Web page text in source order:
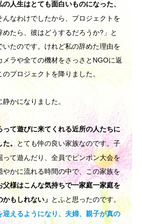
人生はとても面白いものになった、
んなわけでしたから、プロジェクトを
めたら、彼はどうするだろうか?」と
いたのです。けれど私の辞めた理由を
メラや全ての機材をさっさとNGOに返
プロジェクトを降りました。
かになりました。
って遊びに来てくれる近所の人たちに
。 とても仲の良い家族なのです。子
って遊んだり、全員でピンポン大会を
やかに流れる時間の中で、この家族を
父様はこんな気持ちで一家庭一家庭を
もしれない」 とふと思ったのです。
迎えるようになり、夫婦、親子が真の